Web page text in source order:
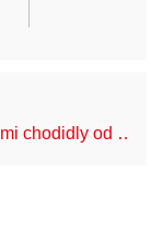
chodidly od …